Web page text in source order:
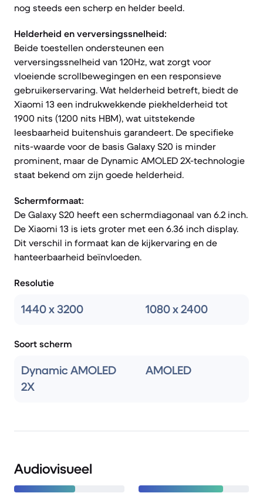
nog steeds een scherp en helder beeld.
Helderheid en verversingssnelheid:
Beide toestellen ondersteunen een
verversingssnelheid van 120Hz, wat zorgt voor
vloeiende scrollbewegingen en een responsieve
gebruikerservaring. Wat helderheid betreft, biedt de
Xiaomi 13 een indrukwekkende piekhelderheid tot
1900 nits (1200 nits HBM), wat uitstekende
leesbaarheid buitenshuis garandeert. De specifieke
nits-waarde voor de basis Galaxy S20 is minder
prominent, maar de Dynamic AMOLED 2X-technologie
staat bekend om zijn goede helderheid.
Schermformaat:
De Galaxy S20 heeft een schermdiagonaal van 6.2 inch.
De Xiaomi 13 is iets groter met een 6.36 inch display.
Dit verschil in formaat kan de kijkervaring en de
hanteerbaarheid beïnvloeden.
Resolutie
1440 x 3200 1080 x 2400
Soort scherm
Dynamic AMOLED
2X
AMOLED
Audiovisueel